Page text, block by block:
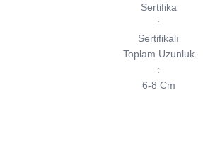
Sertifika
:
Sertifikalı
Toplam Uzunluk
:
6-8 Cm